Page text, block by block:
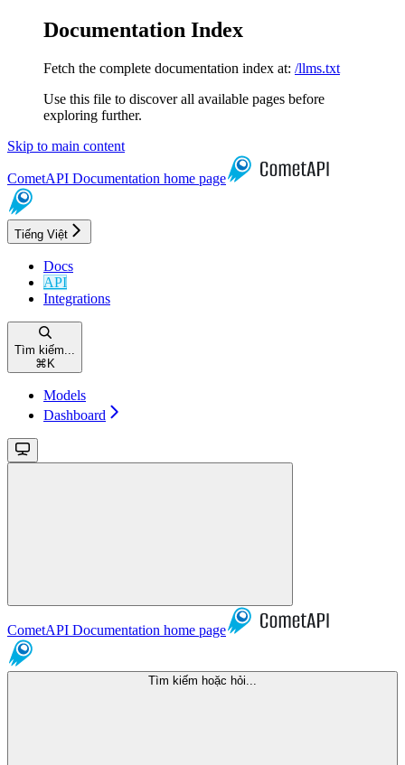
Documentation Index
Fetch the complete documentation index at: /llms.txt
Use this file to discover all available pages before
exploring further.
Skip to main content
CometAPI Documentation home page
Tiếng Việt
Docs
API
Integrations
Tìm kiếm...
⌘ K
Models
Dashboard
CometAPI Documentation home page
Tìm kiếm hoặc hỏi...